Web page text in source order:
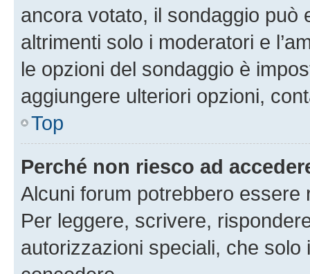
ancora votato, il sondaggio può
altrimenti solo i moderatori e
le opzioni del sondaggio è
aggiungere ulteriori opzioni,
Top
Perché non riesco ad
Alcuni forum potrebbero
Per leggere, scrivere,
autorizzazioni speciali, che solo